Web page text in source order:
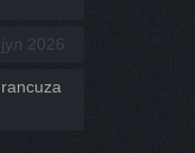
2026